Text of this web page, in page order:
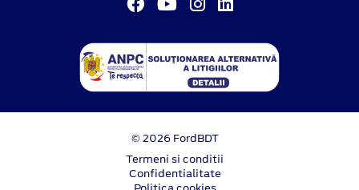
© 2026 FordBDT
Termeni si conditii
Confidentialitate